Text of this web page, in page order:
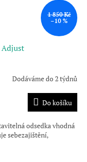
1 850 Kč
–10 %
Dodáváme do 2 týdnů
Do košíku
odsedka vhodná
sebezajištění,